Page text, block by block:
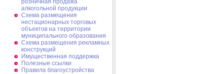
розничная продажа
алкогольной продукции
Схема размещения
нестационарных торговых
объектов на территории
муниципального образования
Схема размещения рекламных
конструкций
Имущественная поддержка
Полезные ссылки
Правила благоустройства